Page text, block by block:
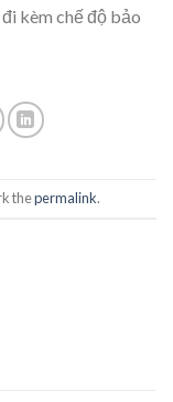
kèm chế độ bảo
thepermalink.